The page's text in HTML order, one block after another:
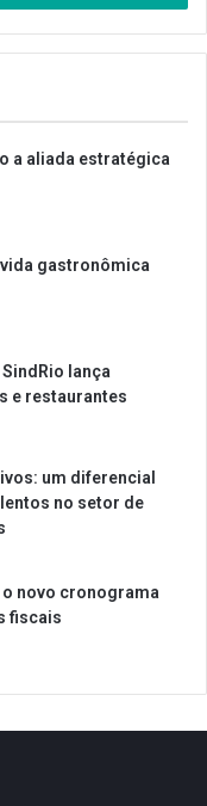
a aliada estratégica
gastronômica
lança
e restaurantes
um diferencial
no setor de
novo cronograma
fiscais